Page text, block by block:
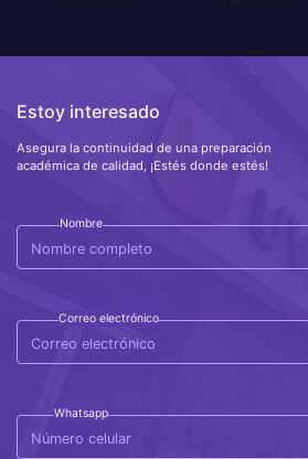
Estoy interesado
Asegura la continuidad de una preparación
académica de calidad, ¡Estés donde estés!
Nombre
Correo electrónico
Whatsapp